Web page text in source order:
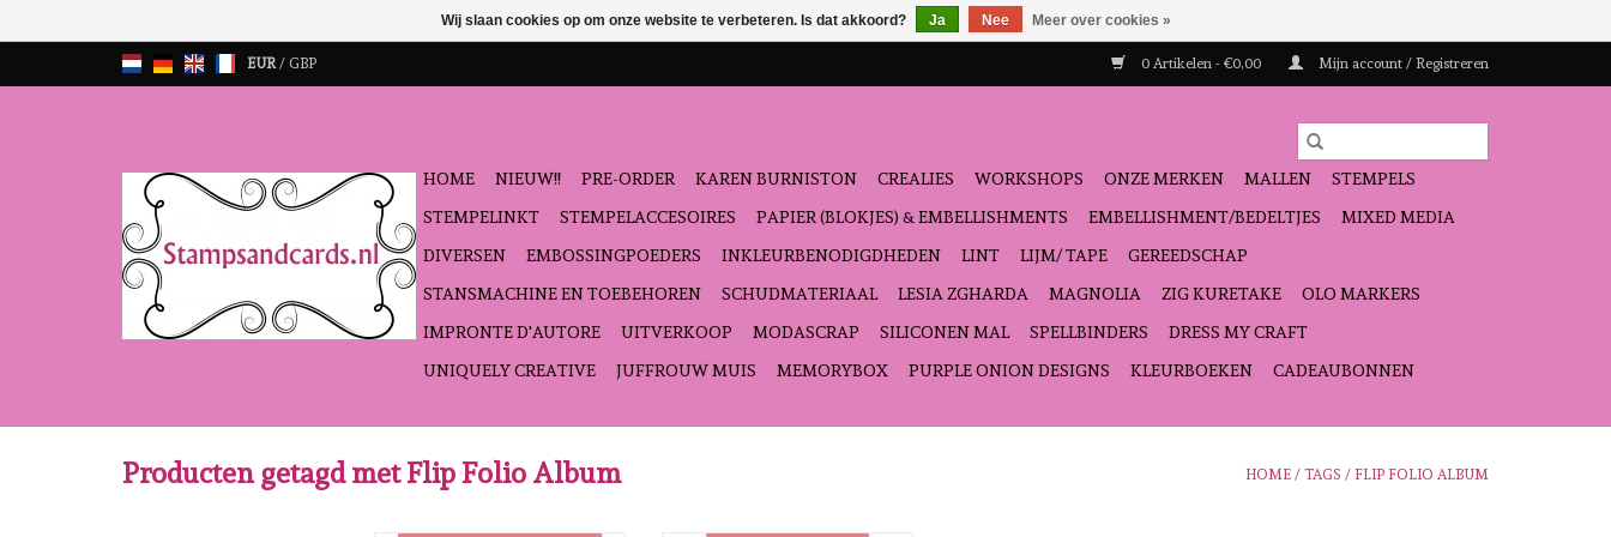
EUR/ GBP 0 Artikelen - €0,00 Mijn account / Registreren
HOME NIEUW!! PRE-ORDER KAREN BURNISTON CREALIES WORKSHOPS ONZE MERKEN MALLEN
STEMPELS
STEMPELINKT
STEMPELACCESOIRES PAPIER (BLOKJES) & EMBELLISHMENTS EMBELLISHMENT/BEDELTJES
MIXED MEDIA
DIVERSEN
EMBOSSINGPOEDERS INKLEURBENODIGDHEDEN LINT LIJM/ TAPE
GEREEDSCHAP
STANSMACHINE EN TOEBEHOREN
SCHUDMATERIAAL LESIA ZGHARDA MAGNOLIA ZIG KURETAKE
OLO MARKERS
IMPRONTE D'AUTORE
UITVERKOOP MODASCRAP SILICONEN MAL SPELLBINDERS
DRESS MY CRAFT
UNIQUELY CREATIVE
JUFFROUW MUIS MEMORYBOX PURPLE ONION DESIGNS KLEURBOEKEN CADEAUBONNEN
Producten getagd met Flip Folio Album HOME / TAGS / FLIP FOLIO ALBUM
Wij slaan cookies op om onze website te verbeteren. Is dat akkoord? Ja Nee Meer over cookies »